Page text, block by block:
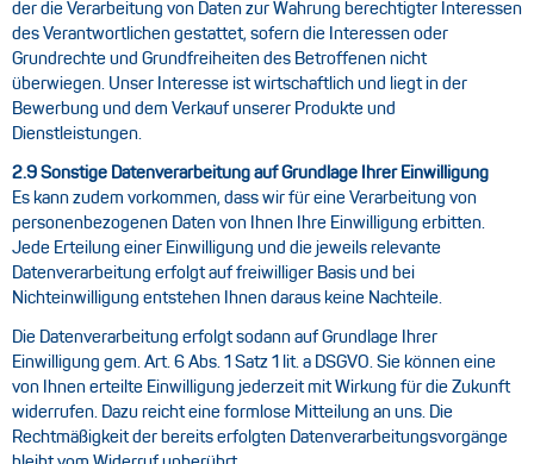
der die Verarbeitung von Daten zur Wahrung berechtigter Interessen
des Verantwortlichen gestattet, sofern die Interessen oder
Grundrechte und Grundfreiheiten des Betroffenen nicht
überwiegen. Unser Interesse ist wirtschaftlich und liegt in der
Bewerbung und dem Verkauf unserer Produkte und
Dienstleistungen.
2.9 Sonstige Datenverarbeitung auf Grundlage Ihrer Einwilligung
Es kann zudem vorkommen, dass wir für eine Verarbeitung von
personenbezogenen Daten von Ihnen Ihre Einwilligung erbitten.
Jede Erteilung einer Einwilligung und die jeweils relevante
Datenverarbeitung erfolgt auf freiwilliger Basis und bei
Nichteinwilligung entstehen Ihnen daraus keine Nachteile.
Die Datenverarbeitung erfolgt sodann auf Grundlage Ihrer
Einwilligung gem. Art. 6 Abs. 1 Satz 1 lit. a DSGVO. Sie können eine
von Ihnen erteilte Einwilligung jederzeit mit Wirkung für die Zukunft
widerrufen. Dazu reicht eine formlose Mitteilung an uns. Die
Rechtmäßigkeit der bereits erfolgten Datenverarbeitungsvorgänge